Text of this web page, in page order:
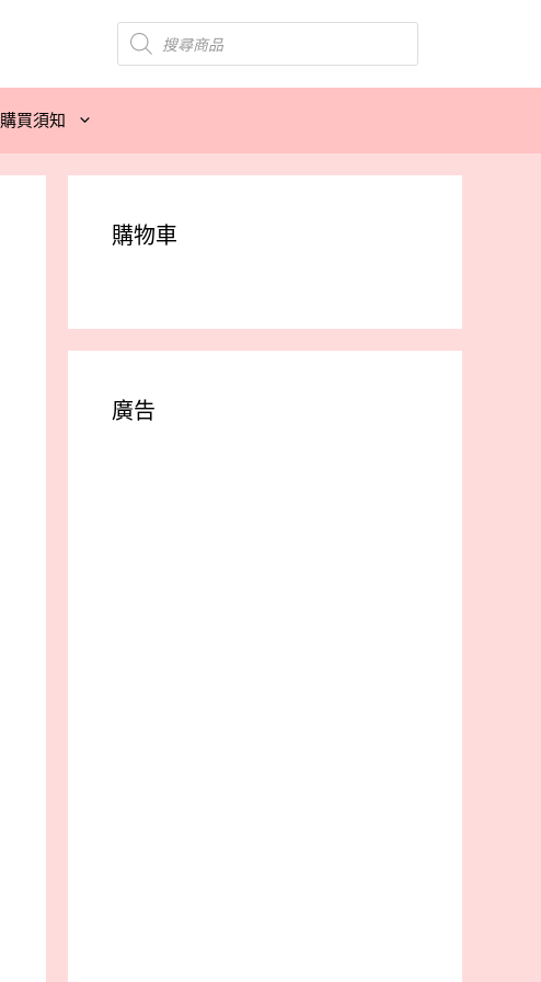
Products
search
購買須知
購物車
廣告